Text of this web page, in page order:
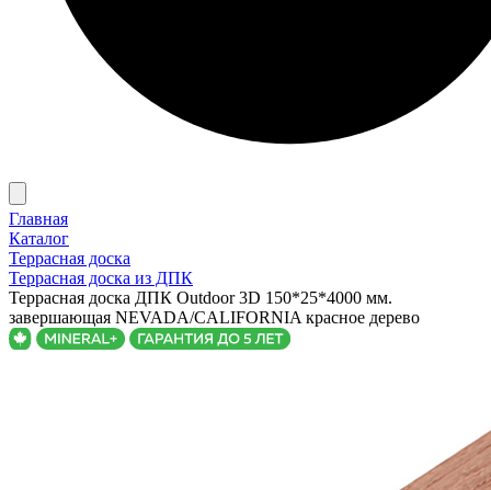
Главная
Каталог
Террасная доска
Террасная доска из ДПК
Террасная доска ДПК Outdoor 3D 150*25*4000 мм.
завершающая NEVADA/CALIFORNIA красное дерево